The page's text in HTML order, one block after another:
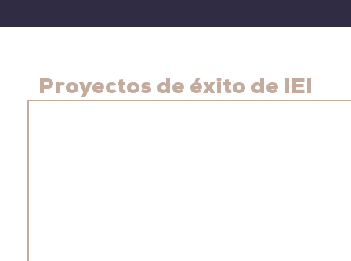
Proyectos de éxito de IEI